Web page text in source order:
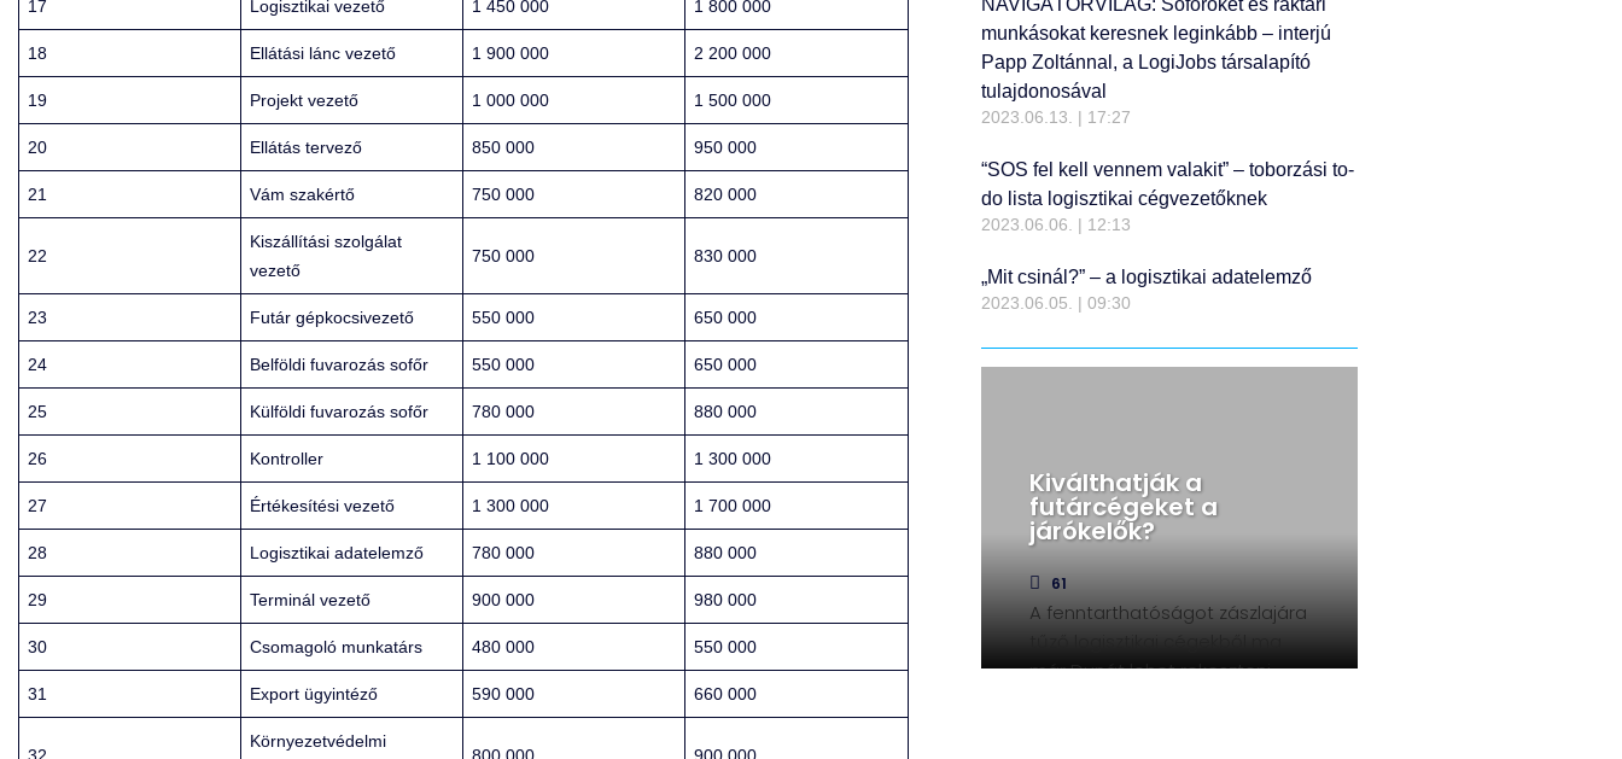
17 Logisztikai vezető 1 450 000 1 800 000
18 Ellátási lánc vezető 1 900 000 2 200 000
19 Projekt vezető 1 000 000 1 500 000
20 Ellátás tervező 850 000 950 000
21 Vám szakértő 750 000 820 000
22
Kiszállítási szolgálat
vezető
750 000 830 000
23 Futár gépkocsivezető 550 000 650 000
24 Belföldi fuvarozás sofőr 550 000 650 000
25 Külföldi fuvarozás sofőr 780 000 880 000
26 Kontroller 1 100 000 1 300 000
27 Értékesítési vezető 1 300 000 1 700 000
28 Logisztikai adatelemző 780 000 880 000
29 Terminál vezető 900 000 980 000
30 Csomagoló munkatárs 480 000 550 000
31 Export ügyintéző 590 000 660 000
Környezetvédelmi
NAVIGÁTORVILÁG: Sofőröket és raktári
munkásokat keresnek leginkább – interjú
Papp Zoltánnal, a LogiJobs társalapító
tulajdonosával
2023.06.13. 17:27
“SOS fel kell vennem valakit” – toborzási to-
do lista logisztikai cégvezetőknek
2023.06.06. 12:13
„Mit csinál?” – a logisztikai adatelemző
2023.06.05. 09:30
Kiválthatják a
futárcégeket a
járókelők?
61
A fenntarthatóságot zászlajára
már Dunát lehet rekeszteni.